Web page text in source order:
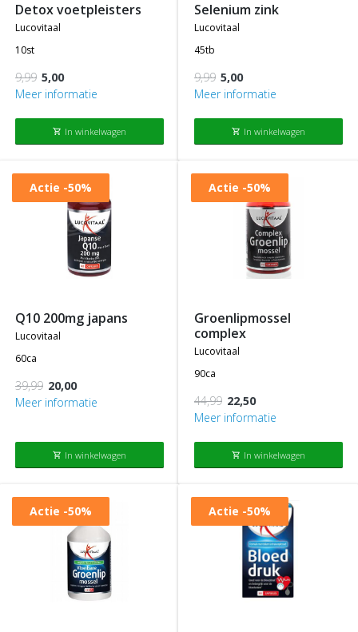
detox voetpleisters
lucovitaal
10st
9,99 5,00
Meer informatie
shopping_cart In winkelwagen
selenium zink
lucovitaal
45tb
9,99 5,00
Meer informatie
shopping_cart In winkelwagen
Actie -50%
q10 200mg japans
lucovitaal
60ca
39,99 20,00
Meer informatie
shopping_cart In winkelwagen
Actie -50%
groenlipmossel
complex
lucovitaal
90ca
44,99 22,50
Meer informatie
shopping_cart In winkelwagen
Actie -50% Actie -50%